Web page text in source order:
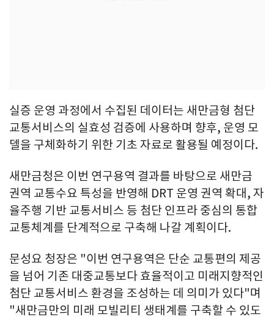
실증 운영 과정에서 수집된 데이터는 새만금형 첨단
교통서비스의 실효성 검증에 사용하며 향후, 운영 모
델을 구체화하기 위한 기초 자료로 활용될 예정이다.
새만금청은 이번 연구용역 결과를 바탕으로 새만금
권역 교통수요 특성을 반영해 DRT 운영 권역 확대, 자
율주행 기반 교통서비스 등 첨단 인프라 중심의 통합
교통체계를 단계적으로 구축해 나갈 계획이다.
문성요 청장은 "이번 연구용역은 단순 교통편의 제공
을 넘어 기존 대중교통보다 효율적이고 미래지향적인
첨단 교통서비스 환경을 조성하는 데 의미가 있다"며
"새만금만의 미래 모빌리티 생태계를 구축할 수 있도